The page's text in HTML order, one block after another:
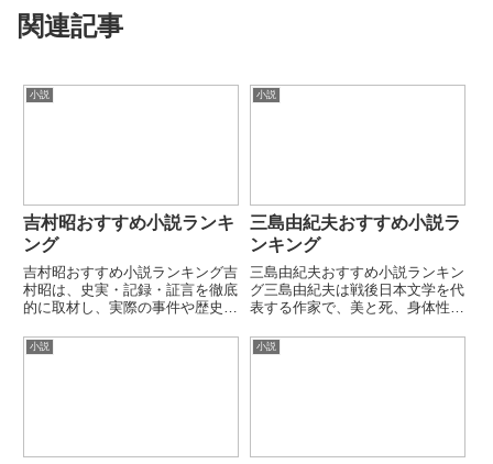
関連記事
小説
吉村昭おすすめ小説ランキ
ング
吉村昭おすすめ小説ランキング吉
村昭は、史実・記録・証言を徹底
的に取材し、実際の事件や歴史を
家です。戦争・災害・犯罪・医学
小説
三島由紀夫おすすめ小説ラ
ンキング
三島由紀夫おすすめ小説ランキン
グ三島由紀夫は戦後日本文学を代
表する作家で、美と死、身体性、
られています。緻密な文体と思想
小説 小説